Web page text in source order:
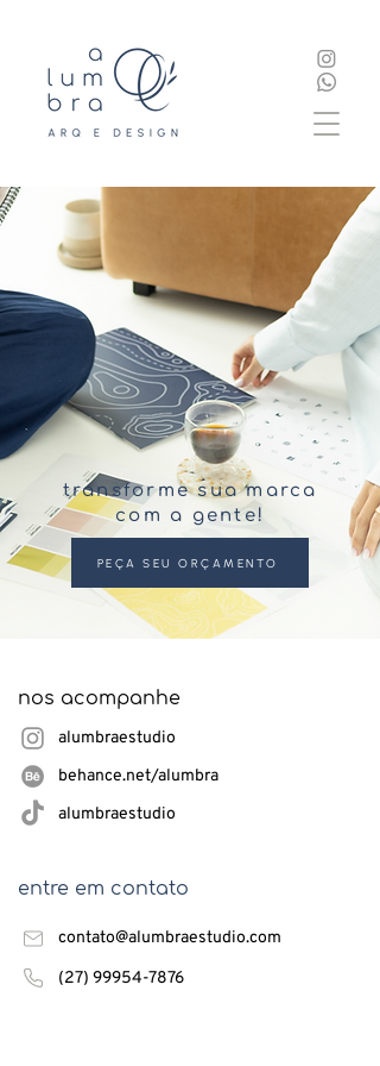
transforme sua marca
com a gente!
PEÇA SEU ORÇAMENTO
nos acompanhe
alumbraestudio
behance.net/alumbra
alumbraestudio
entre em contato
contato@alumbraestudio.com
(27) 99954-7876